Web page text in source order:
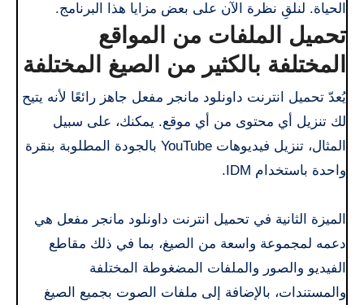
الحياة. لنلقِ نظرة الآن على بعض مزايا هذا البرنامج.
تحميل الملفات من المواقع
المختلفة بالكثير من الصيغ المختلفة
يُعدّ تحميل انترنت داونلود مانجر مفعل جاهز رائعًا لأنه يتيح
لك تنزيل أي محتوى من أي موقع. يمكنك، على سبيل
المثال، تنزيل فيديوهات YouTube بالجودة المطلوبة بنقرة
واحدة باستخدام IDM.
الميزة الثانية في تحميل انترنت داونلود مانجر مفعل هي
دعمه لمجموعة واسعة من الصيغ، بما في ذلك مقاطع
الفيديو والصور والملفات المضغوطة المختلفة
والمستندات، بالإضافة إلى ملفات الصوت بجميع الصيغ